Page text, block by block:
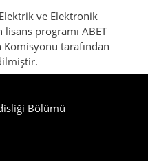
ve Elektronik
programı ABET
tarafından
Bölümü